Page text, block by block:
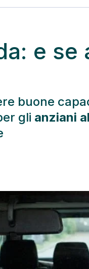
e se
buone
gli anziani